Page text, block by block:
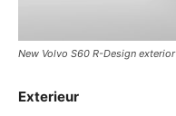
New Volvo S60 R-Design exterior
Exterieur